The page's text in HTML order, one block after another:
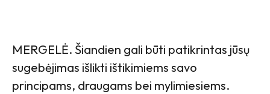
MERGELĖ. Šiandien gali būti patikrintas jūsų
sugebėjimas išlikti ištikimiems savo
principams, draugams bei mylimiesiems.